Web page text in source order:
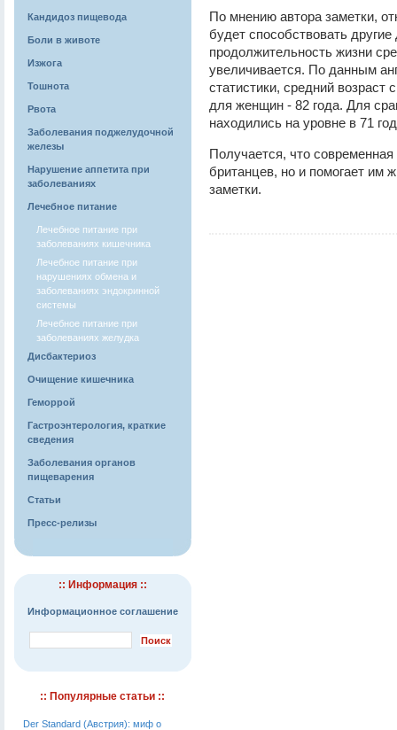
Кандидоз пищевода
Боли в животе
Изжога
Тошнота
Рвота
Заболевания поджелудочной
железы
Нарушение аппетита при
заболеваниях
Лечебное питание
Лечебное питание при
заболеваниях кишечника
Лечебное питание при
нарушениях обмена и
заболеваниях эндокринной
системы
Лечебное питание при
заболеваниях желудка
Дисбактериоз
Очищение кишечника
Геморрой
Гастроэнтерология, краткие
сведения
Заболевания органов
пищеварения
Статьи
Пресс-релизы
:: Информация ::
Информационное соглашение
:: Популярные статьи ::
Der Standard (Австрия): миф о
По мнению автора заметки,
будет способствовать
продолжительность жизни
увеличивается. По данным
статистики, средний возраст
для женщин - 82 года. Для
находились на уровне в 71
Получается, что
британцев, но и помогает им
заметки.